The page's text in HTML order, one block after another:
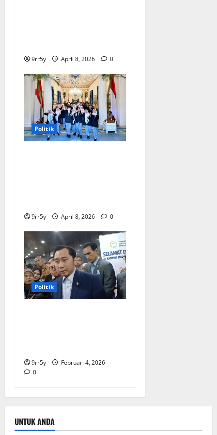
9rr5y April 8, 2026 0
Politik
9rr5y April 8, 2026 0
Politik
9rr5y
Februari 4, 2026
0
UNTUK ANDA